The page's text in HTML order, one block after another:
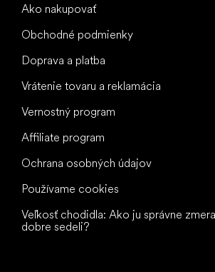
Ako nakupovať
Obchodné podmienky
Doprava a platba
Vrátenie tovaru a reklamácia
Vernostný program
Affiliate program
Ochrana osobných údajov
Používame cookies
Veľkosť chodidla: Ako ju správne
dobre sedeli?